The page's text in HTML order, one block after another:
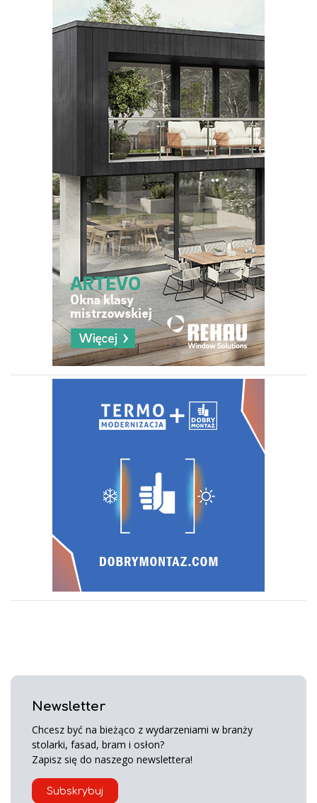
Newsletter
Chcesz być na bieżąco z wydarzeniami w branży
stolarki, fasad, bram i osłon?
Zapisz się do naszego newslettera!
Subskrybuj